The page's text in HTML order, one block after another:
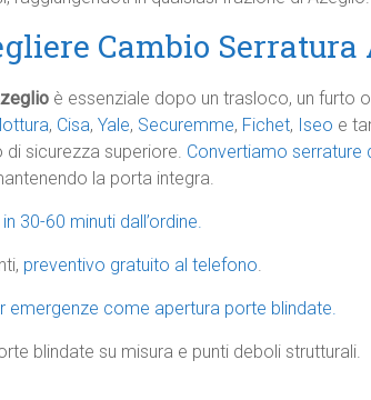
Cambio Serratura
è essenziale dopo un trasloco, un furto
, Cisa, Yale, Securemme, Fichet, Iseo e
di sicurezza superiore. Convertiamo serrature
la porta integra.
30-60 minuti dall’ordine.
preventivo gratuito al telefono.
emergenze come apertura porte blindate.
blindate su misura e punti deboli strutturali.